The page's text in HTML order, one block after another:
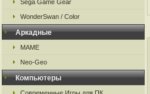
Sega Game Gear
WonderSwan / Color
Аркадные
MAME
Neo-Geo
Компьютеры